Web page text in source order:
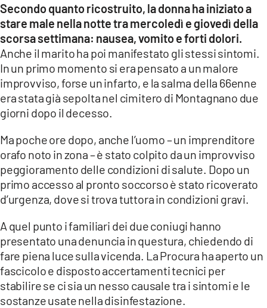
Secondo quanto ricostruito, la donna ha iniziato a
stare male nella notte tra mercoledì e giovedì della
scorsa settimana: nausea, vomito e forti dolori.
Anche il marito ha poi manifestato gli stessi sintomi.
In un primo momento si era pensato a un malore
improvviso, forse un infarto, e la salma della 66enne
era stata già sepolta nel cimitero di Montagnano due
giorni dopo il decesso.
Ma poche ore dopo, anche l’uomo – un imprenditore
orafo noto in zona – è stato colpito da un improvviso
peggioramento delle condizioni di salute. Dopo un
primo accesso al pronto soccorso è stato ricoverato
d’urgenza, dove si trova tuttora in condizioni gravi.
A quel punto i familiari dei due coniugi hanno
presentato una denuncia in questura, chiedendo di
fare piena luce sulla vicenda. La Procura ha aperto un
fascicolo e disposto accertamenti tecnici per
stabilire se ci sia un nesso causale tra i sintomi e le
sostanze usate nella disinfestazione.